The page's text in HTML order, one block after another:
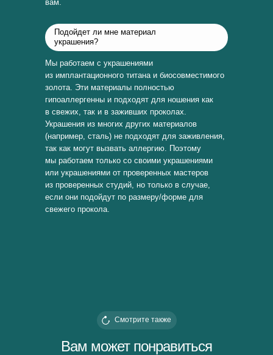
вам.
Подойдет ли мне материал
украшения?
Мы работаем с украшениями
из имплантационного титана и биосовместимого
золота. Эти материалы полностью
гипоаллергенны и подходят для ношения как
в свежих, так и в заживших проколах.
Украшения из многих других материалов
(например, сталь) не подходят для заживления,
так как могут вызвать аллергию. Поэтому
мы работаем только со своими украшениями
или украшениями от проверенных мастеров
из проверенных студий, но только в случае,
если они подойдут по размеру/форме для
свежего прокола.
Вам может понравиться
Смотрите также